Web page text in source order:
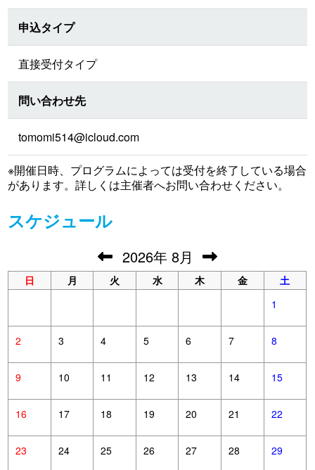
申込タイプ
直接受付タイプ
問い合わせ先
tomomi514@icloud.com
※開催日時、プログラムによっては受付を終了している場合
があります。詳しくは主催者へお問い合わせください。
スケジュール
2026年 8月
日 月 火 水 木 金
土
1
2 3 4 5 6 7 8
9 10 11 12 13 14 15
16 17 18 19 20 21 22
23 24 25 26 27 28 29